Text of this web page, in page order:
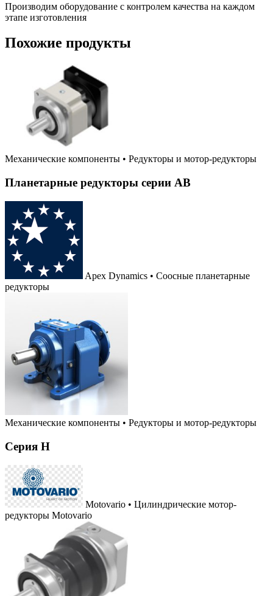
Производим оборудование с контролем качества на каждом
этапе изготовления
Похожие продукты
Механические компоненты • Редукторы и мотор-редукторы
Планетарные редукторы серии AB
Apex Dynamics • Соосные планетарные
редукторы
Механические компоненты • Редукторы и мотор-редукторы
Серия H
Motovario • Цилиндрические мотор-
редукторы Motovario